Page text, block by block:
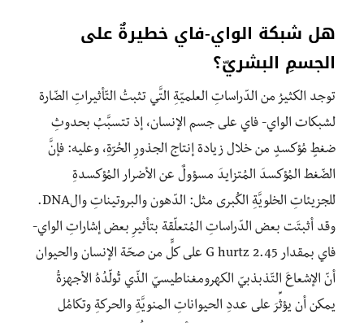
هل شبكة الواي-فاي خطيرةٌ على
الجسمِ البشريّ؟
توجد الكثيرُ من الدّراساتِ العلميّةِ التَّي تثبتُ التّأثيراتِ الضّارة
لشبكات الواي- فاي على جسم الإنسان، إذ تتسبَّبُ بحدوثِ
ضغطٍ مُؤكسدٍ من خلال زيادة إنتاج الجذورِ الحُرّةِ، وعليه: فإنَّ
الضّغط المُؤكسدَ المُتزايدَ مسؤولٌ عن الأضرار المُؤكسدةِ
للجزيئاتِ الخلويَّةِ الكُبرى مثل: الدّهون والبروتيناتِ والDNA.
وقد أثبتَت بعض الدّراساتِ المُتعلّقة بتأثيرِ بعض إشاراتِ الواي-
فاي بمقدار 2.45 G hurtz على كلٍّ من صحّة الإنسان والحيوان
أنّ الإشعاعَ التّذبذبيّ الكهرومغناطيسيّ الذّي تُولّدُهُ الأجهزةُ
يمكن أن يؤثِّرَ على عددِ الحيواناتِ المنويَّةِ والحركةِ وتكامُل